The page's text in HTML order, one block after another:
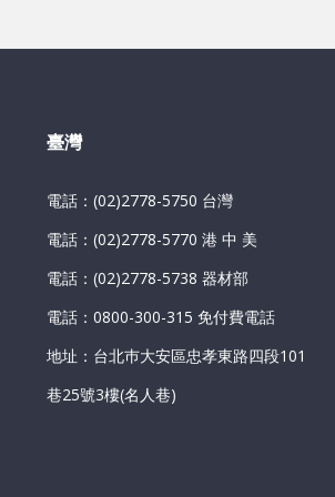
臺灣
電話：(02)2778-5750 台灣
電話：(02)2778-5770 港 中 美
電話：(02)2778-5738 器材部
電話：0800-300-315 免付費電話
地址：台北巿大安區忠孝東路四段101
巷25號3樓(名人巷)